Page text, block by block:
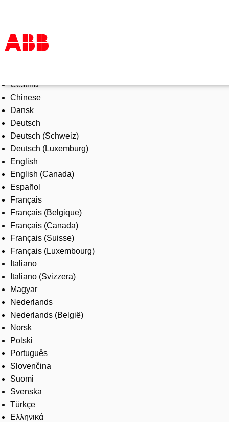
Products & Solutions
Industries
Services
About us
Where to buy
Contact us
Careers
Čeština
Chinese
Dansk
Deutsch
Deutsch (Schweiz)
Deutsch (Luxemburg)
English
English (Canada)
Español
Français
Français (Belgique)
Français (Canada)
Français (Suisse)
Français (Luxembourg)
Italiano
Italiano (Svizzera)
Magyar
Nederlands
Nederlands (België)
Norsk
Polski
Português
Slovenčina
Suomi
Svenska
Türkçe
Ελληνικά